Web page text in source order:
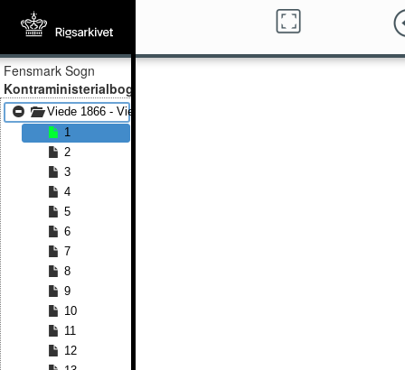
Fensmark Sogn
Kontraministerialbog
Viede 1866 - Viede 1882
1
2
3
4
5
6
7
8
9
10
11
12